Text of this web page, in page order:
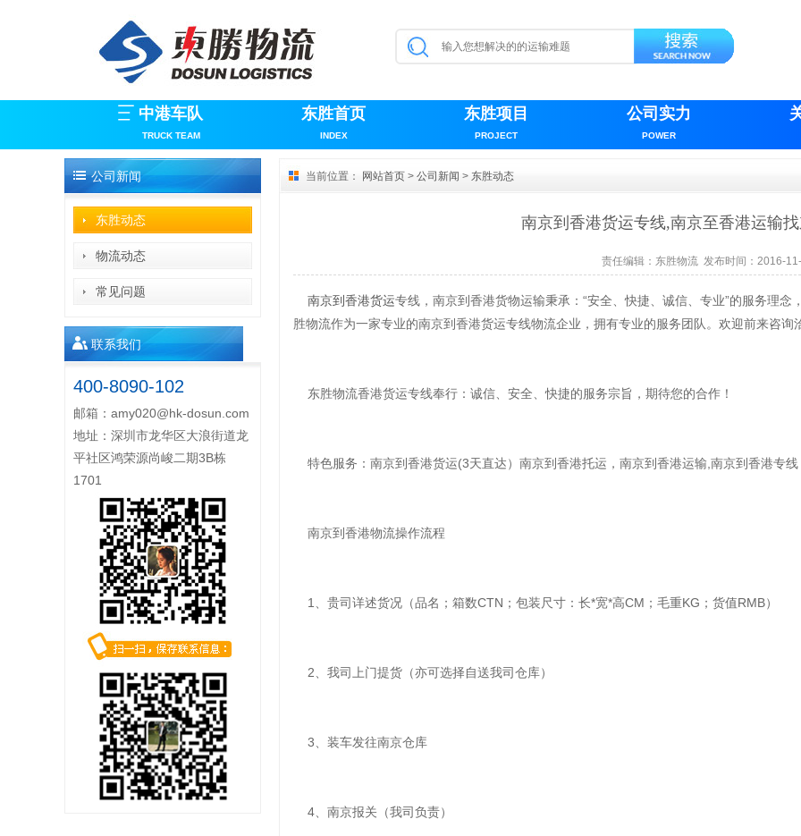
中港车队
TRUCK TEAM
东胜首页
INDEX
东胜项目
PROJECT
公司实力
POWER
公司新闻
东胜动态
物流动态
常见问题
联系我们
400-8090-102
邮箱： amy020@hk-dosun.com
地址：深圳市龙华区大浪街道龙
平社区鸿荣源尚峻二期3B栋
1701
当前位置： 网站首页 > 公司新闻 > 东胜动态
南京到香港货运专线,南京至香港运输
责任编辑： 东胜物流 发布时间：2016-
南京到香港货运专线，南京到香港货物运输秉承：“安全、快捷、诚信、专业”的服务理
胜物流作为一家专业的南京到香港货运专线物流企业，拥有专业的服务团队。欢迎前来咨询
东胜物流香港货运专线奉行：诚信、安全、快捷的服务宗旨，期待您的合作！
特色服务：南京到香港货运(3天直达）南京到香港托运，南京到香港运输,南京到香港专线
南京到香港物流操作流程
1、贵司详述货况（品名；箱数CTN；包装尺寸：长*宽*高CM；毛重KG；货值RMB）
2、我司上门提货（亦可选择自送我司仓库）
3、装车发往南京仓库
4、南京报关（我司负责）